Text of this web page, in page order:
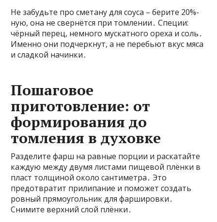
Не забудьте про сметану для соуса – берите 20%-
ную, она не свернётся при томлении․ Специи:
чёрный перец, немного мускатного ореха и соль․
Именно они подчеркнут, а не перебьют вкус мяса
и сладкой начинки․
Пошаговое
приготовление: от
формирования до
томления в духовке
Разделите фарш на равные порции и раскатайте
каждую между двумя листами пищевой плёнки в
пласт толщиной около сантиметра․ Это
предотвратит прилипание и поможет создать
ровный прямоугольник для фаршировки․
Снимите верхний слой плёнки․